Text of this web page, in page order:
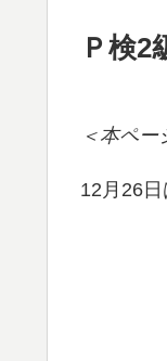
Ｐ検2
＜本ペ
12月26